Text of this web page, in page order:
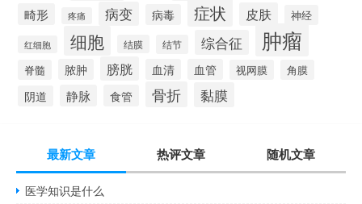
畸形 疼痛 病变 病毒 症状 皮肤 神经
红细胞 细胞 结膜 结节 综合征 肿瘤
脊髓 脓肿 膀胱 血清 血管 视网膜 角膜
阴道 静脉 食管 骨折 黏膜
最新文章 热评文章 随机文章
医学知识是什么